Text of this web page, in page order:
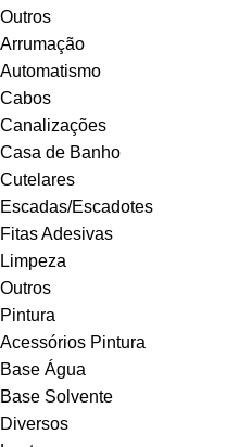
Outros
Arrumação
Automatismo
Cabos
Canalizações
Casa de Banho
Cutelares
Escadas/Escadotes
Fitas Adesivas
Limpeza
Outros
Pintura
Acessórios Pintura
Base Água
Base Solvente
Diversos